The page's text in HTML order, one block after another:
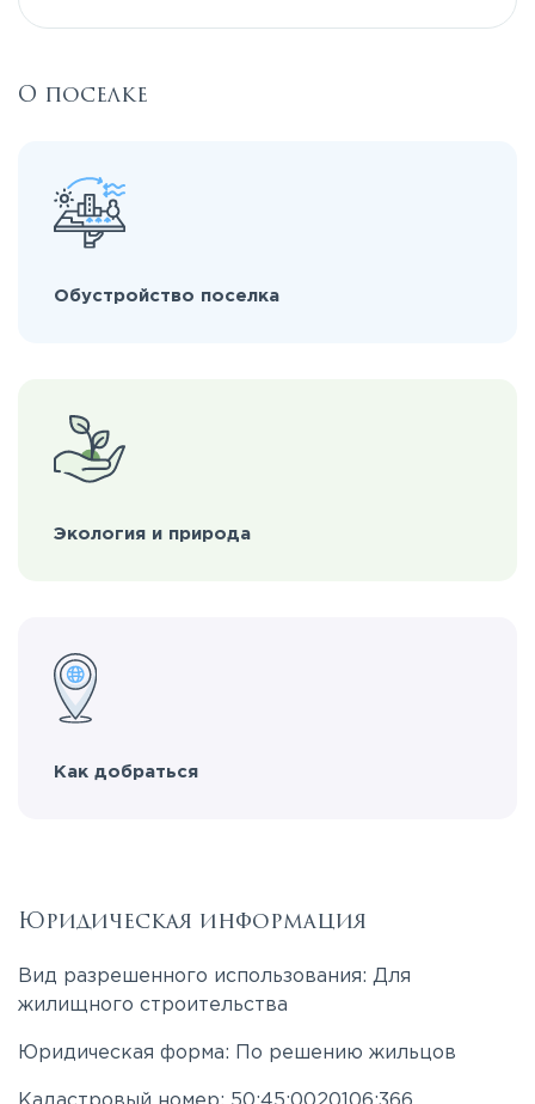
О поселке
Обустройство поселка
Экология и природа
Как добраться
Юридическая информация
Вид разрешенного использования: Для
жилищного строительства
Юридическая форма: По решению жильцов